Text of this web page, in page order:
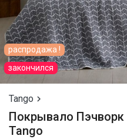
распродажа !
закончился
Tango 
Покрывало Пэчворк
Tango